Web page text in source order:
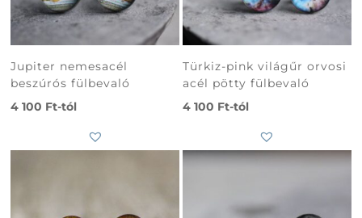
Jupiter nemesacél
beszúrós fülbevaló
4 100 Ft-tól
Türkiz-pink világűr orvosi
acél pötty fülbevaló
4 100 Ft-tól